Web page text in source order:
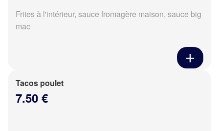
Frites à l'intérieur, sauce fromagère maison, sauce big
mac
Tacos poulet
7.50 €